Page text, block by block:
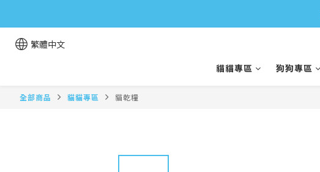
繁體中文
貓貓專區
狗狗專區
全部商品 貓貓專區 貓乾糧